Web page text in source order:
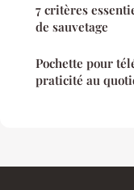
7 critères
de sauvetage
Pochette pour
praticité au